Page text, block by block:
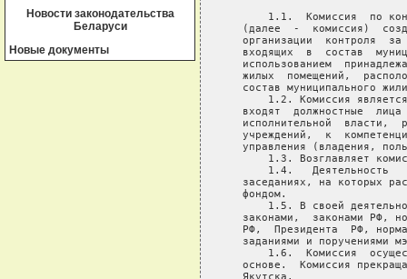
Новости законодательства
Беларуси
Новые документы